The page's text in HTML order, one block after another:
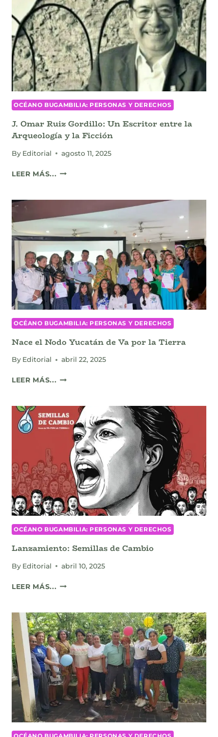
QUE
LA
CIENCIA
CONFIRMA
OCÉANO BUGAMBILIA: PERSONAS Y DERECHOS
J. Omar Ruiz Gordillo: Un Escritor entre la
Arqueología y la Ficción
By Editorial agosto 11, 2025
LEER MÁS... J.
GORDILLO:
ESCRITOR
ENTRE
LA
ARQUEOLOGÍA
Y
LA
FICCIÓN
OCÉANO BUGAMBILIA: PERSONAS Y DERECHOS
Nace el Nodo Yucatán de Va por la Tierra
By Editorial abril 22, 2025
LEER MÁS... NACE
YUCATÁN
DE
VA
POR
TIERRA
OCÉANO BUGAMBILIA: PERSONAS Y DERECHOS
Lanzamiento: Semillas de Cambio
By Editorial abril 10, 2025
LEER MÁS... LANZAMIENTO:
CAMBIO